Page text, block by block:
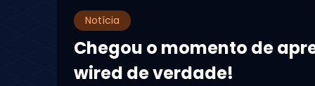
Notícia
Chegou o momento de
wired de verdade!